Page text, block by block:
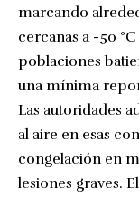
marcando
cercanas a -50
poblaciones
una mínima
Las autoridades
al aire en esas
congelación en
lesiones graves.